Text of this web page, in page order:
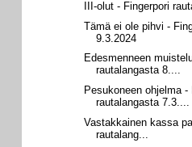
III-olut - Fingerpori
Tämä ei ole pihvi -
9.3.2024
Edesmenneen
rautalangasta 8....
Pesukoneen ohjelma -
rautalangasta 7.3....
Vastakkainen kassa
rautalang...